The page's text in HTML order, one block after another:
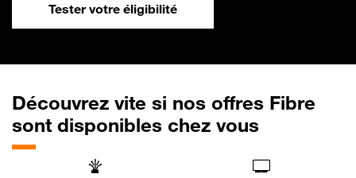
Tester votre éligibilité
Découvrez vite si nos offres Fibre
sont disponibles chez vous